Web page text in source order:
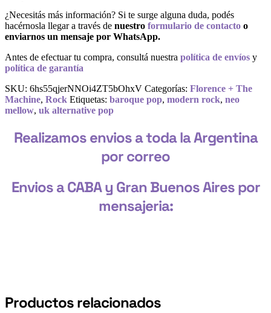
¿Necesitás más información? Si te surge alguna duda, podés
hacérnosla llegar a través de nuestro formulario de contacto o
enviarnos un mensaje por WhatsApp.
Antes de efectuar tu compra, consultá nuestra política de envíos y
política de garantía
SKU: 6hs55qjerNNOi4ZT5bOhxV Categorías: Florence + The
Machine, Rock Etiquetas: baroque pop, modern rock, neo
mellow, uk alternative pop
Realizamos envios a toda la Argentina
por correo
Envios a CABA y Gran Buenos Aires por
mensajeria:
Productos relacionados